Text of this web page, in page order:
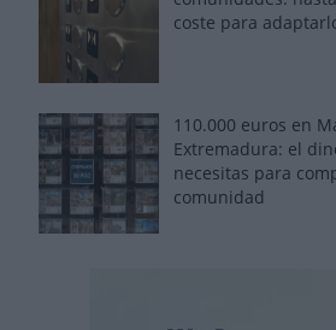
coste para
110.000 euros en
Extremadura: el
necesitas para
comunidad